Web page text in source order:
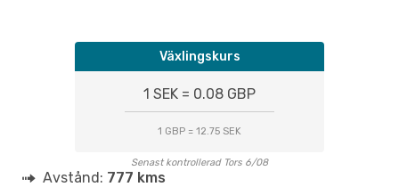
Växlingskurs
1 SEK = 0.08 GBP
1 GBP = 12.75 SEK
Senast kontrollerad Tors 6/08
Avstånd: 777 kms